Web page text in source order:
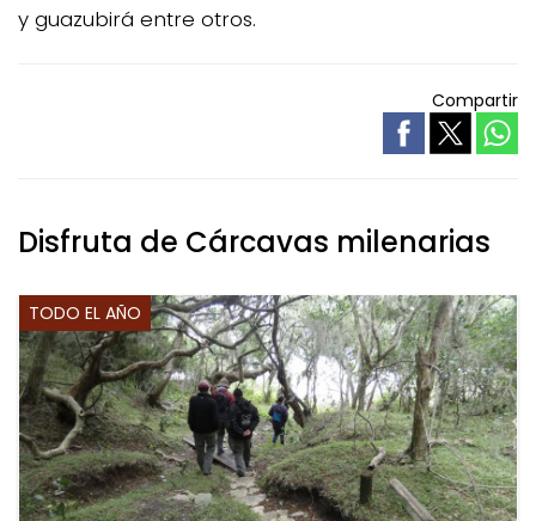
y guazubirá entre otros.
Compartir
Disfruta de Cárcavas milenarias
TODO EL AÑO